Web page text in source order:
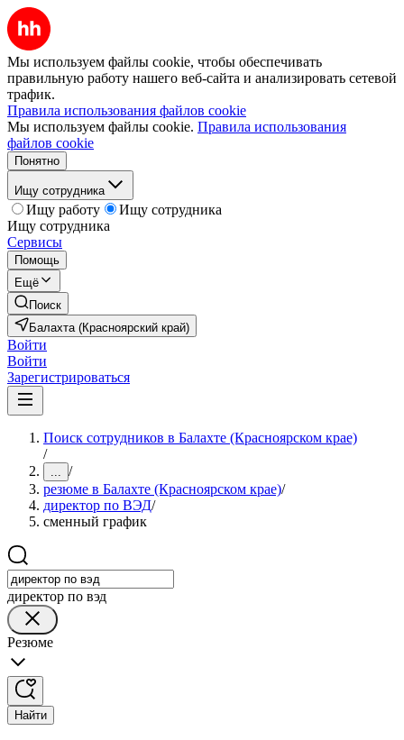
Мы используем файлы cookie, чтобы обеспечивать
правильную работу нашего веб-сайта и анализировать сетевой
трафик.
Правила использования файлов cookie
Мы используем файлы cookie. Правила использования
файлов cookie
Понятно
Ищу сотрудника
Ищу работу
Ищу сотрудника
Ищу сотрудника
Сервисы
Помощь
Ещё
Поиск
Балахта (Красноярский край)
Войти
Войти
Зарегистрироваться
Поиск сотрудников в Балахте (Красноярском крае)
/
... /
резюме в Балахте (Красноярском крае)/
директор по ВЭД/
сменный график
директор по вэд
Резюме
Найти